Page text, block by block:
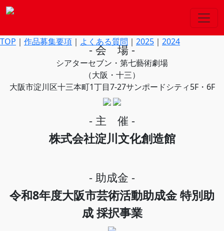
TOP ｜ 作品募集要項 ｜ よくある質問 ｜ 2025 ｜ 2024
- 開催日 -
- 会 場 -
シアターセブン・第七藝術劇場
（大阪・十三）
大阪市淀川区十三本町1丁目7-27サンポードシティ5F・6F
- 主 催 -
株式会社淀川文化創造館
- 助成金 -
令和8年度大阪市芸術活動助成金 特別助
成 採択事業